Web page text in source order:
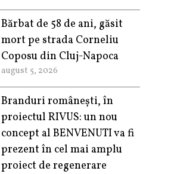
Bărbat de 58 de ani, găsit
mort pe strada Corneliu
Coposu din Cluj-Napoca
august 5, 2026
Branduri românești, în
proiectul RIVUS: un nou
concept al BENVENUTI va fi
prezent în cel mai amplu
proiect de regenerare